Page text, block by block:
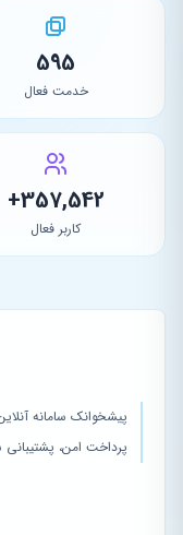
595
خدمت فعال
357,542+
کاربر فعال
پیشخوانک سامانه
پرداخت امن،